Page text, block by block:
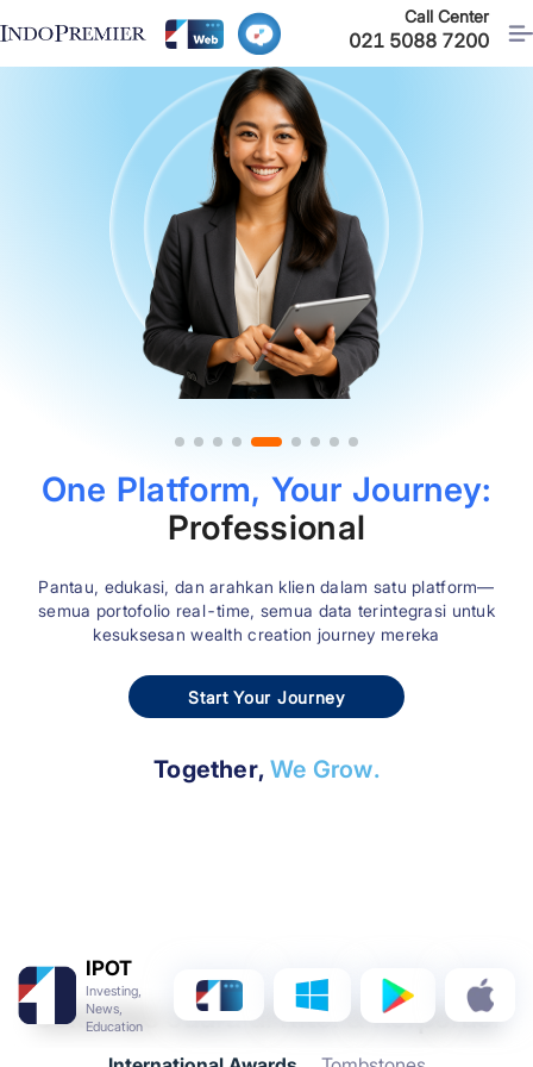
IPOT
Investing,
News,
Education
Call Center
021 5088 7200
One Platform, Your Journey:
Professional
Pantau, edukasi, dan arahkan klien dalam satu platform—
semua portofolio real-time, semua data terintegrasi untuk
kesuksesan wealth creation journey mereka
Start Your Journey
Together,We Grow.
Sekuritas Juara di Ritel & Korporasi